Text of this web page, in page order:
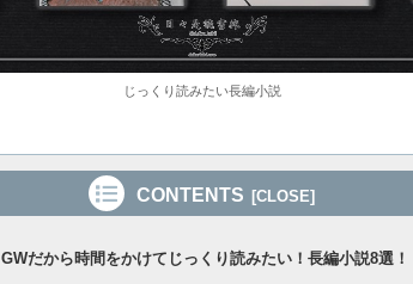
じっくり読みたい長編小説
CONTENTS
GWだから時間をかけてじっくり読みたい！長編小説8選！